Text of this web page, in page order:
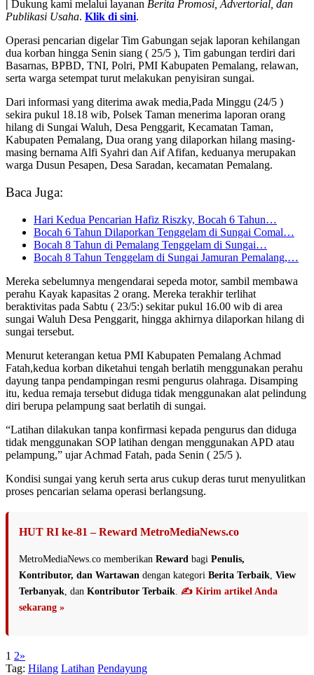
Dukung kami melalui layanan Berita Promosi, Advertorial, dan
Publikasi Usaha. Klik di sini.
Operasi pencarian digelar Tim Gabungan sejak laporan kehilangan
dua korban hingga Senin siang ( 25/5 ), Tim gabungan terdiri dari
Basarnas, BPBD, TNI, Polri, PMI Kabupaten Pemalang, relawan,
serta warga setempat turut melakukan penyisiran sungai.
Dari informasi yang diterima awak media,Pada Minggu (24/5 )
sekira pukul 18.18 wib, Polsek Taman menerima laporan orang
hilang di Sungai Waluh, Desa Penggarit, Kecamatan Taman,
Kabupaten Pemalang, Dua orang yang dilaporkan hilang masing-
masing bernama Alfi Syahri dan Aif Afifan, keduanya merupakan
warga Dusun Pesapen, Desa Saradan, kecamatan Pemalang.
Baca Juga:
Hari Kedua Pencarian Hafiz Riszky, Bocah 6 Tahun…
Bocah 6 Tahun Dilaporkan Tenggelam di Sungai Comal…
Bocah 8 Tahun di Pemalang Tenggelam di Sungai…
Bocah 8 Tahun Tenggelam di Sungai Jamuran Pemalang,…
Mereka sebelumnya mengendarai sepeda motor, sambil membawa
perahu Kayak kapasitas 2 orang. Mereka terakhir terlihat
beraktivitas pada Sabtu ( 23/5:) sekitar pukul 16.00 wib di area
sungai Waluh Desa Penggarit, hingga akhirnya dilaporkan hilang di
sungai tersebut.
Menurut keterangan ketua PMI Kabupaten Pemalang Achmad
Fatah,kedua korban diketahui tengah berlatih menggunakan perahu
dayung tanpa pendampingan resmi pengurus olahraga. Disamping
itu, kedua remaja tersebut diduga tidak menggunakan alat pelindung
diri berupa pelampung saat berlatih di sungai.
“Latihan dilakukan tanpa konfirmasi kepada pengurus dan diduga
tidak menggunakan SOP latihan dengan menggunakan APD atau
pelampung,” ujar Achmad Fatah, pada Senin ( 25/5 ).
Kondisi sungai yang keruh serta arus cukup deras turut menyulitkan
proses pencarian selama operasi berlangsung.
HUT RI ke-81 – Reward MetroMediaNews.co
MetroMediaNews.co memberikan Reward bagi Penulis,
Kontributor, dan Wartawan dengan kategori Berita Terbaik View
Terbanyak , dan Kontributor Terbaik ✍️ Kirim artikel Anda
sekarang »
1 2»
Tag: Hilang Latihan Pendayung